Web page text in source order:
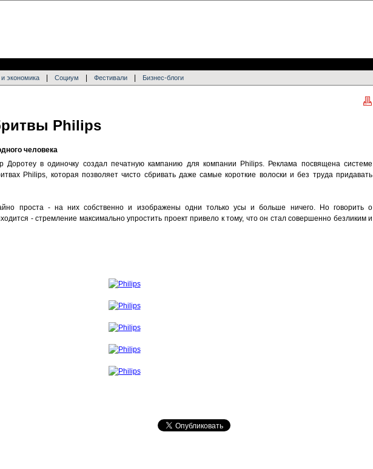
экономика Социум Фестивали Бизнес-блоги
Philips
человека
Доротеу в одиночку создал печатную кампанию для компании Philips. Реклама посвящена системе
Philips, которая позволяет чисто сбривать даже самые короткие волоски и без труда придавать
проста - на них собственно и изображены одни только усы и больше ничего. Но говорить о
- стремление максимально упростить проект привело к тому, что он стал совершенно безликим и